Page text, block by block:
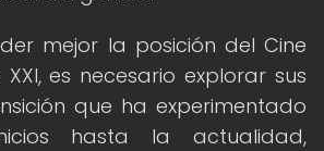
mejor la posición del Cine
es necesario explorar sus
que ha experimentado
hasta la actualidad,